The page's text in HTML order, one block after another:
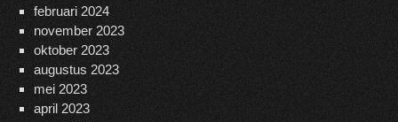
februari 2024
november 2023
oktober 2023
augustus 2023
mei 2023
april 2023